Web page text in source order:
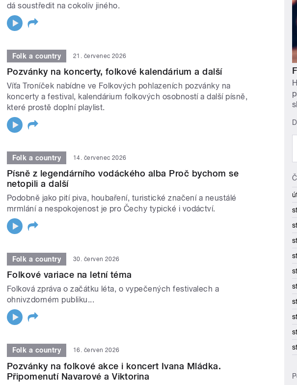
dá soustředit na cokoliv jiného.
Folk a country 21. červenec 2026
Pozvánky na koncerty, folkové kalendárium a další
Víťa Troníček nabídne ve Folkových pohlazeních pozvánky na
koncerty a festival, kalendárium folkových osobností a další písně,
které prostě doplní playlist.
Folk a country 14. červenec 2026
Písně z legendárního vodáckého alba Proč bychom se
netopili a další
Podobně jako pití piva, houbaření, turistické značení a neustálé
mrmlání a nespokojenost je pro Čechy typické i vodáctví.
Folk a country 30. červen 2026
Folkové variace na letní téma
Folková zpráva o začátku léta, o vypečených festivalech a
ohnivzdorném publiku...
Folk a country 16. červen 2026
Pozvánky na folkové akce i koncert Ivana Mládka.
Připomenutí Navarové a Viktorina